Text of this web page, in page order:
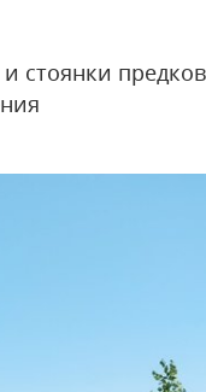
стоянки